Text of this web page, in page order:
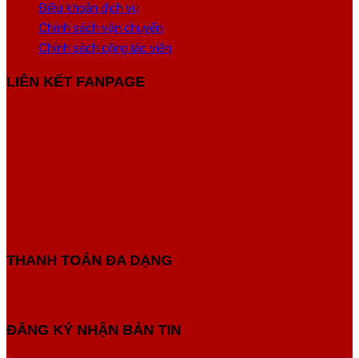
Điều khoản dịch vụ
Chính sách vận chuyển
Chính sách cộng tác viên
LIÊN KẾT FANPAGE
THANH TOÁN ĐA DẠNG
ĐĂNG KÝ NHẬN BẢN TIN